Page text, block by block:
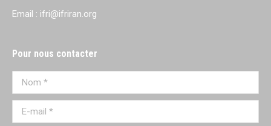
Email : ifri@ifriran.org
Pour nous contacter
Nom *
E-mail *